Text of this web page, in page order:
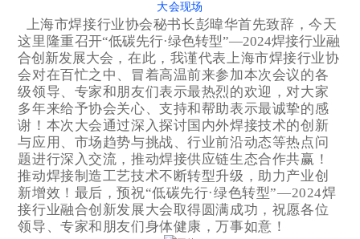
大会现场
上海市焊接行业协会秘书长彭暐华首先致辞，今天
这里隆重召开“低碳先行·绿色转型”—2024焊接行业融
合创新发展大会 ，在此，我谨代表上海市焊接行业协
会对在百忙之中、冒着高温前来参加本次会议的各
级领导、专家和朋友们表示最热烈的欢迎，对大家
多年来给予协会关心、支持和帮助表示最诚挚的感
谢！ 本次大会通过深入探讨国内外焊接技术的创新
与应用、市场趋势与挑战、行业前沿动态等热点问
题进行深入交流，推动焊接供应链生态合作共赢！
推动焊接制造工艺技术不断转型升级，助力产业创
新增效！ 最后，预祝“低碳先行·绿色转型”—2024焊
接行业融合创新发展大会取得圆满成功，祝愿各位
领导、专家和朋友们身体健康，万事如意！